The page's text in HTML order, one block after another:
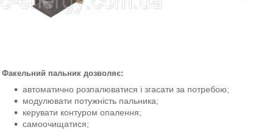
Факельний пальник дозволяє:
автоматично розпалюватися і згасати за потребою;
модулювати потужність пальника;
керувати контуром опалення;
самоочищатися;